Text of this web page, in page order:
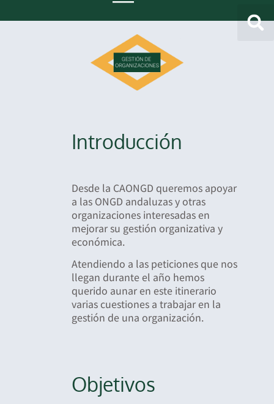
Introducción
Desde la CAONGD queremos apoyar
a las ONGD andaluzas y otras
organizaciones interesadas en
mejorar su gestión organizativa y
económica.
Atendiendo a las peticiones que nos
llegan durante el año hemos
querido aunar en este itinerario
varias cuestiones a trabajar en la
gestión de una organización.
Objetivos